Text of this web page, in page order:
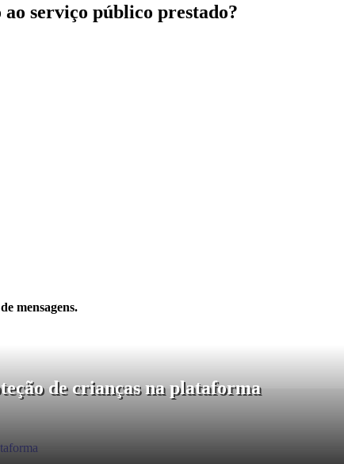
serviço público prestado?
mensagens.
de crianças na plataforma